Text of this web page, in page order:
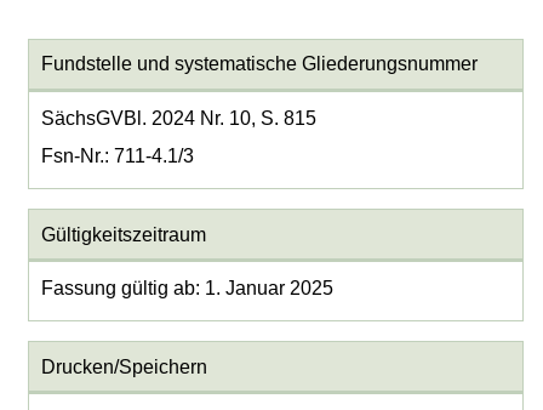
Fundstelle und systematische Gliederungsnummer
SächsGVBl. 2024 Nr. 10, S. 815
Fsn-Nr.: 711-4.1/3
Gültigkeitszeitraum
Fassung gültig ab: 1. Januar 2025
Drucken/Speichern